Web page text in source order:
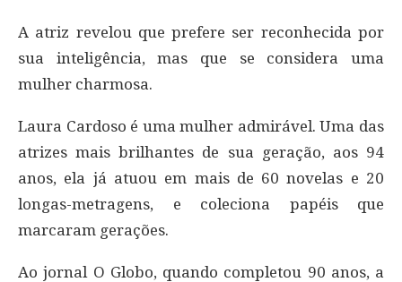
A atriz revelou que prefere ser reconhecida por
sua inteligência, mas que se considera uma
mulher charmosa.
Laura Cardoso é uma mulher admirável. Uma das
atrizes mais brilhantes de sua geração, aos 94
anos, ela já atuou em mais de 60 novelas e 20
longas-metragens, e coleciona papéis que
marcaram gerações.
Ao jornal O Globo, quando completou 90 anos, a